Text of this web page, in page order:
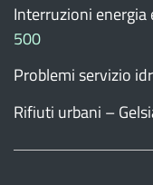
Interruzioni
500
Problemi servizio
Rifiuti urbani –